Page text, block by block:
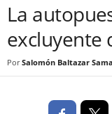
La
excluyente
Por Salomón Baltazar